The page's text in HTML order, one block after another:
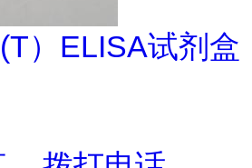
）ELISA试剂盒